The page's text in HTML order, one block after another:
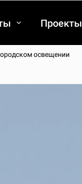
Проекты
освещении